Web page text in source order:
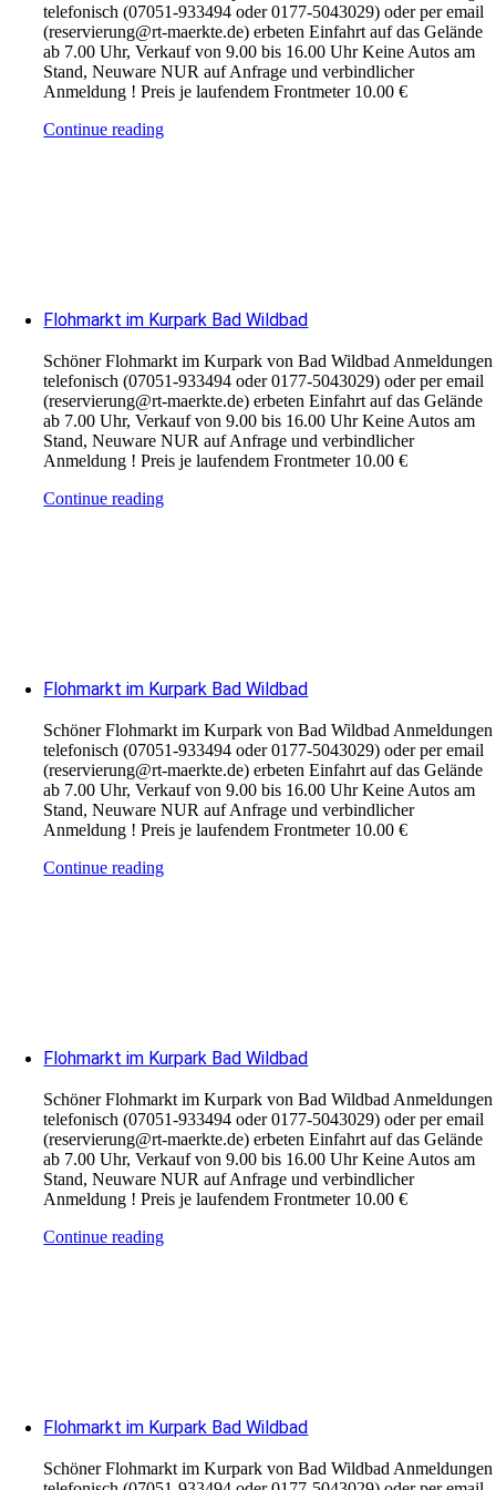
telefonisch (07051-933494 oder 0177-5043029) oder per email
(reservierung@rt-maerkte.de) erbeten Einfahrt auf das Gelände
ab 7.00 Uhr, Verkauf von 9.00 bis 16.00 Uhr Keine Autos am
Stand, Neuware NUR auf Anfrage und verbindlicher
Anmeldung ! Preis je laufendem Frontmeter 10.00 €
Continue reading
Flohmarkt im Kurpark Bad Wildbad
Schöner Flohmarkt im Kurpark von Bad Wildbad Anmeldungen
telefonisch (07051-933494 oder 0177-5043029) oder per email
(reservierung@rt-maerkte.de) erbeten Einfahrt auf das Gelände
ab 7.00 Uhr, Verkauf von 9.00 bis 16.00 Uhr Keine Autos am
Stand, Neuware NUR auf Anfrage und verbindlicher
Anmeldung ! Preis je laufendem Frontmeter 10.00 €
Continue reading
Flohmarkt im Kurpark Bad Wildbad
Schöner Flohmarkt im Kurpark von Bad Wildbad Anmeldungen
telefonisch (07051-933494 oder 0177-5043029) oder per email
(reservierung@rt-maerkte.de) erbeten Einfahrt auf das Gelände
ab 7.00 Uhr, Verkauf von 9.00 bis 16.00 Uhr Keine Autos am
Stand, Neuware NUR auf Anfrage und verbindlicher
Anmeldung ! Preis je laufendem Frontmeter 10.00 €
Continue reading
Flohmarkt im Kurpark Bad Wildbad
Schöner Flohmarkt im Kurpark von Bad Wildbad Anmeldungen
telefonisch (07051-933494 oder 0177-5043029) oder per email
(reservierung@rt-maerkte.de) erbeten Einfahrt auf das Gelände
ab 7.00 Uhr, Verkauf von 9.00 bis 16.00 Uhr Keine Autos am
Stand, Neuware NUR auf Anfrage und verbindlicher
Anmeldung ! Preis je laufendem Frontmeter 10.00 €
Continue reading
Flohmarkt im Kurpark Bad Wildbad
Schöner Flohmarkt im Kurpark von Bad Wildbad Anmeldungen